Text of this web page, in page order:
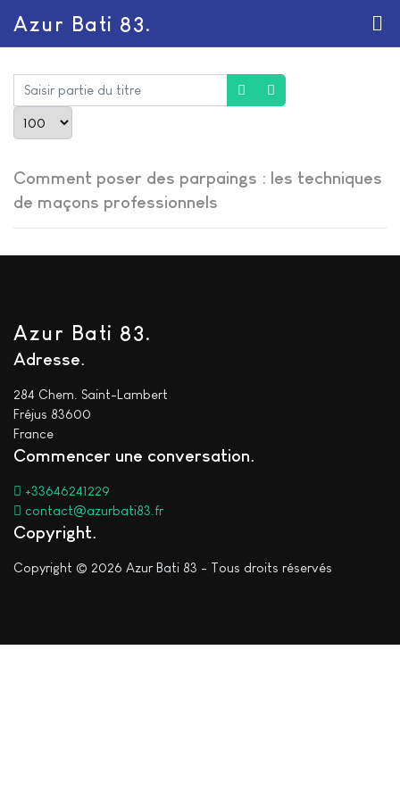
Azur Bati 83.
Saisir partie du titre
Comment poser des parpaings : les techniques
de maçons professionnels
Azur Bati 83.
Adresse
284 Chem. Saint-Lambert
Fréjus 83600
France
Commencer une conversation
+33646241229
contact@azurbati83.fr
Copyright
Copyright © 2026 Azur Bati 83 - Tous droits réservés